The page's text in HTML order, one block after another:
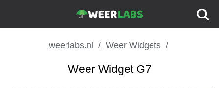
weerlabs.nl Weer Widgets
Weer Widget G7